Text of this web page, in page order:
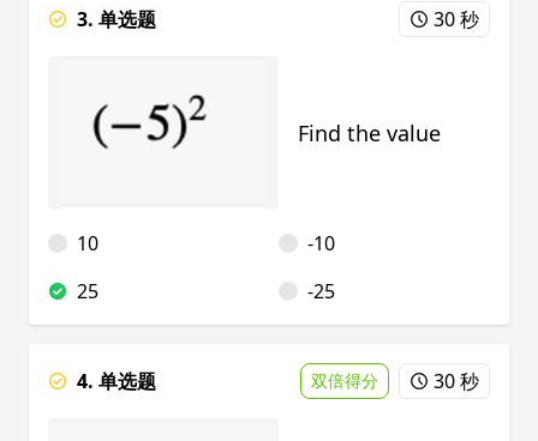
3. 单选题 30 秒
Find the value
10
-10
25
-25
4. 单选题 双倍得分 30 秒